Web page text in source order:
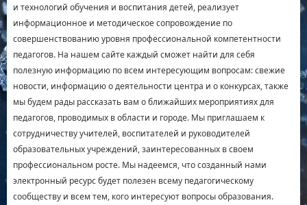
и технологий обучения и воспитания детей, реализует
информационное и методическое сопровождение по
совершенствованию уровня профессиональной компетентности
педагогов. На нашем сайте каждый сможет найти для себя
полезную информацию по всем интересующим вопросам: свежие
новости, информацию о деятельности центра и о конкурсах, также
мы будем рады рассказать вам о ближайших мероприятиях для
педагогов, проводимых в области и городе. Мы приглашаем к
сотрудничеству учителей, воспитателей и руководителей
образовательных учреждений, заинтересованных в своем
профессиональном росте. Мы надеемся, что созданный нами
электронный ресурс будет полезен всему педагогическому
сообществу и всем тем, кого интересуют вопросы образования.